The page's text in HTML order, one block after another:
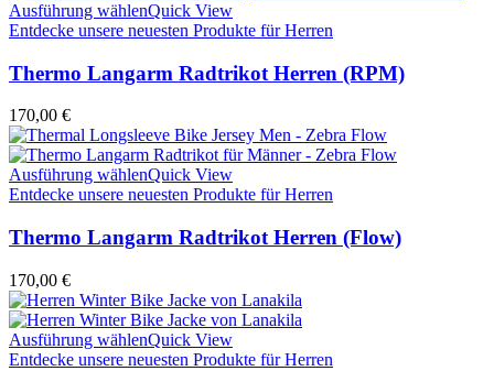
Ausführung wählenQuick View
Entdecke unsere neuesten Produkte für Herren
Thermo Langarm Radtrikot Herren (RPM)
170,00 €
Ausführung wählenQuick View
Entdecke unsere neuesten Produkte für Herren
Thermo Langarm Radtrikot Herren (Flow)
170,00 €
Ausführung wählenQuick View
Entdecke unsere neuesten Produkte für Herren